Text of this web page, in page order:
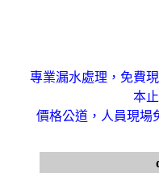
專業漏水處理，免費
本
價格公道，人員現場